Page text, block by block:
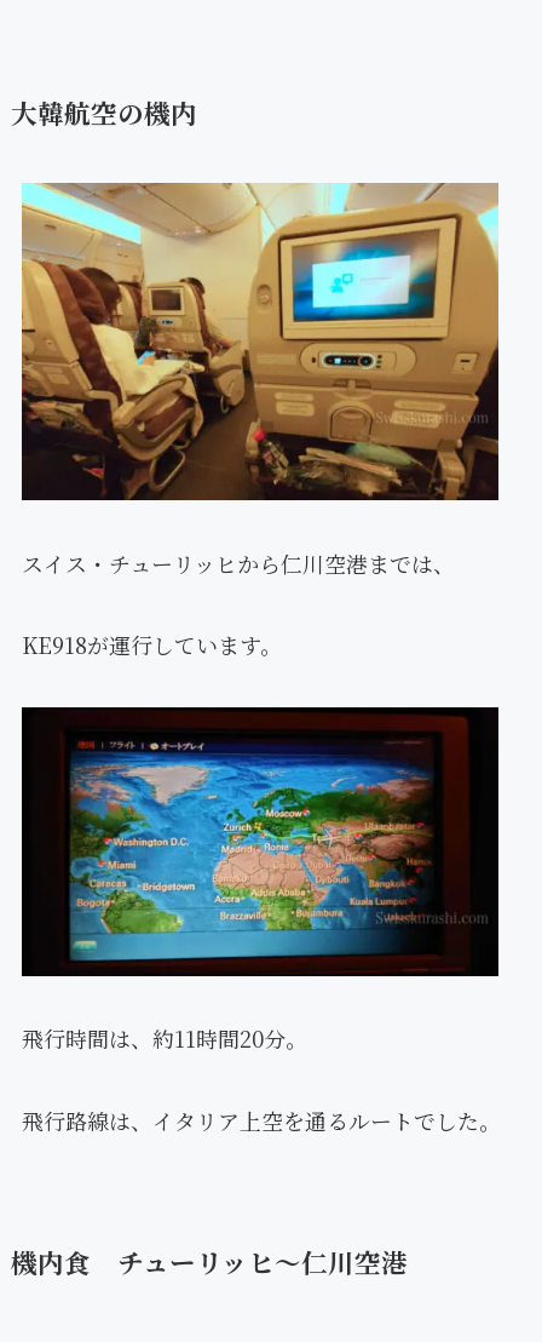
大韓航空の機内
スイス・チューリッヒから仁川空港までは、
KE918が運行しています。
飛行時間は、約11時間20分。
飛行路線は、イタリア上空を通るルートでした。
機内食 チューリッヒ〜仁川空港